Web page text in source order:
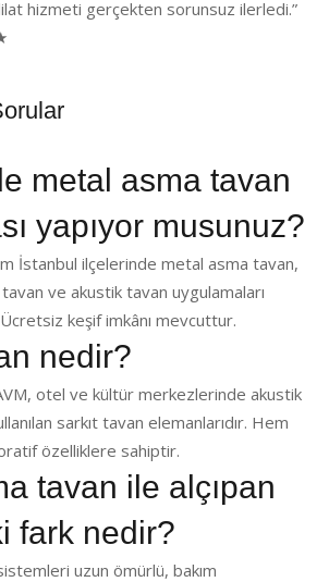
hizmeti gerçekten sorunsuz ilerledi.”
metal asma tavan
yapıyor musunuz?
İstanbul ilçelerinde metal asma tavan,
ve akustik tavan uygulamaları
keşif imkânı mevcuttur.
nedir?
otel ve kültür merkezlerinde akustik
sarkıt tavan elemanlarıdır. Hem
özelliklere sahiptir.
tavan ile alçıpan
fark nedir?
uzun ömürlü, bakım